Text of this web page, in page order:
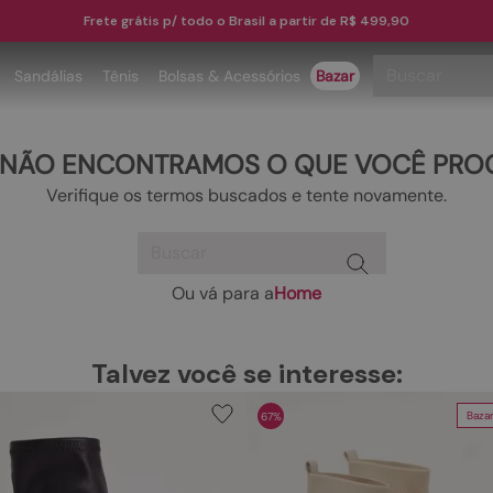
Frete grátis p/ todo o Brasil a partir de R$ 499,90
Sandálias Tênis Bolsas & Acessórios Bazar
ENCONTRAMOS O QUE VOCÊ
Verifique os termos buscados e tente novamente.
Ou vá para aHome
Talvez você se interesse:
Bazar
67%
1º
papete
2º
tenis
rasteira
9º
couro
TERMOS MAIS BUSCADOS
tenis
rasteira